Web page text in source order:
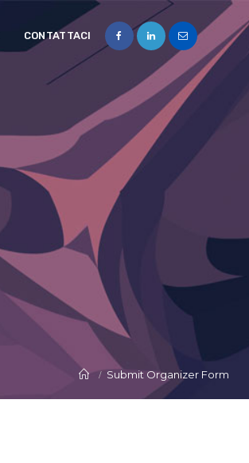
CONTATTACI
Submit Organizer Form